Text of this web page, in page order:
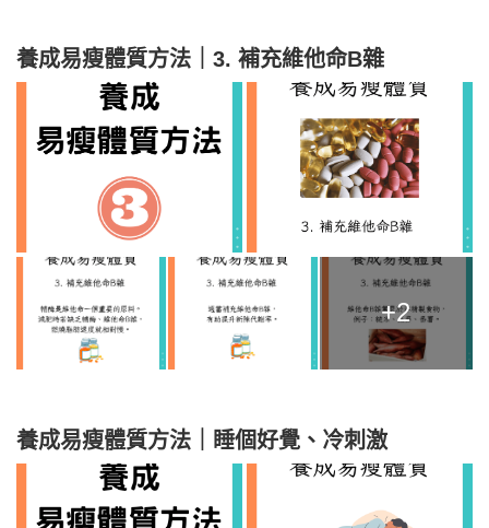
養成易瘦體質方法｜3. 補充維他命B雜
+2
養成易瘦體質方法｜睡個好覺、冷刺激